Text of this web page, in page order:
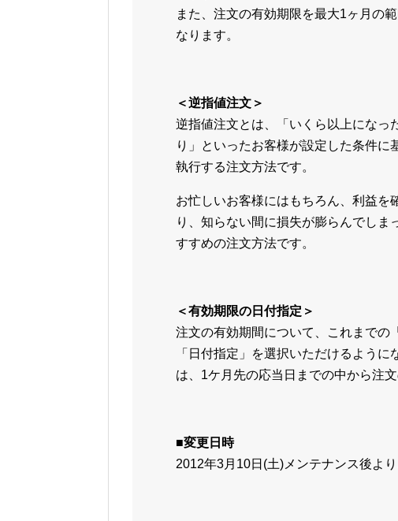
また、注文の有効期限を最大1ヶ月の
なります。
＜逆指値注文＞
逆指値注文とは、「いくら以上になっ
り」といったお客様が設定した条件
執行する注文方法です。
お忙しいお客様にはもちろん、利益を
り、知らない間に損失が膨らんでし
すすめの注文方法です。
＜有効期限の日付指定＞
注文の有効期間について、これまでの
「日付指定」を選択いただけるよう
は、1ケ月先の応当日までの中から注
■変更日時
2012年3月10日(土)メンテナンス後よ